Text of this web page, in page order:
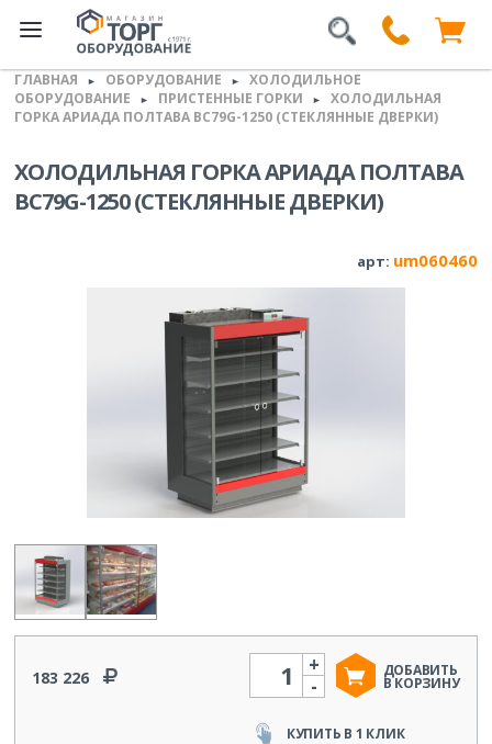
ГЛАВНАЯ ► ОБОРУДОВАНИЕ ►
ХОЛОДИЛЬНОЕ
ОБОРУДОВАНИЕ
► ПРИСТЕННЫЕ ГОРКИ ►
ХОЛОДИЛЬНАЯ
ГОРКА АРИАДА ПОЛТАВА ВС79G-1250 (СТЕКЛЯННЫЕ ДВЕРКИ)
ХОЛОДИЛЬНАЯ ГОРКА АРИАДА ПОЛТАВА
ВС79G-1250 (СТЕКЛЯННЫЕ ДВЕРКИ)
арт: um060460
183 226
Количество
-
+ ДОБАВИТЬ
В КОРЗИНУ
КУПИТЬ В 1 КЛИК